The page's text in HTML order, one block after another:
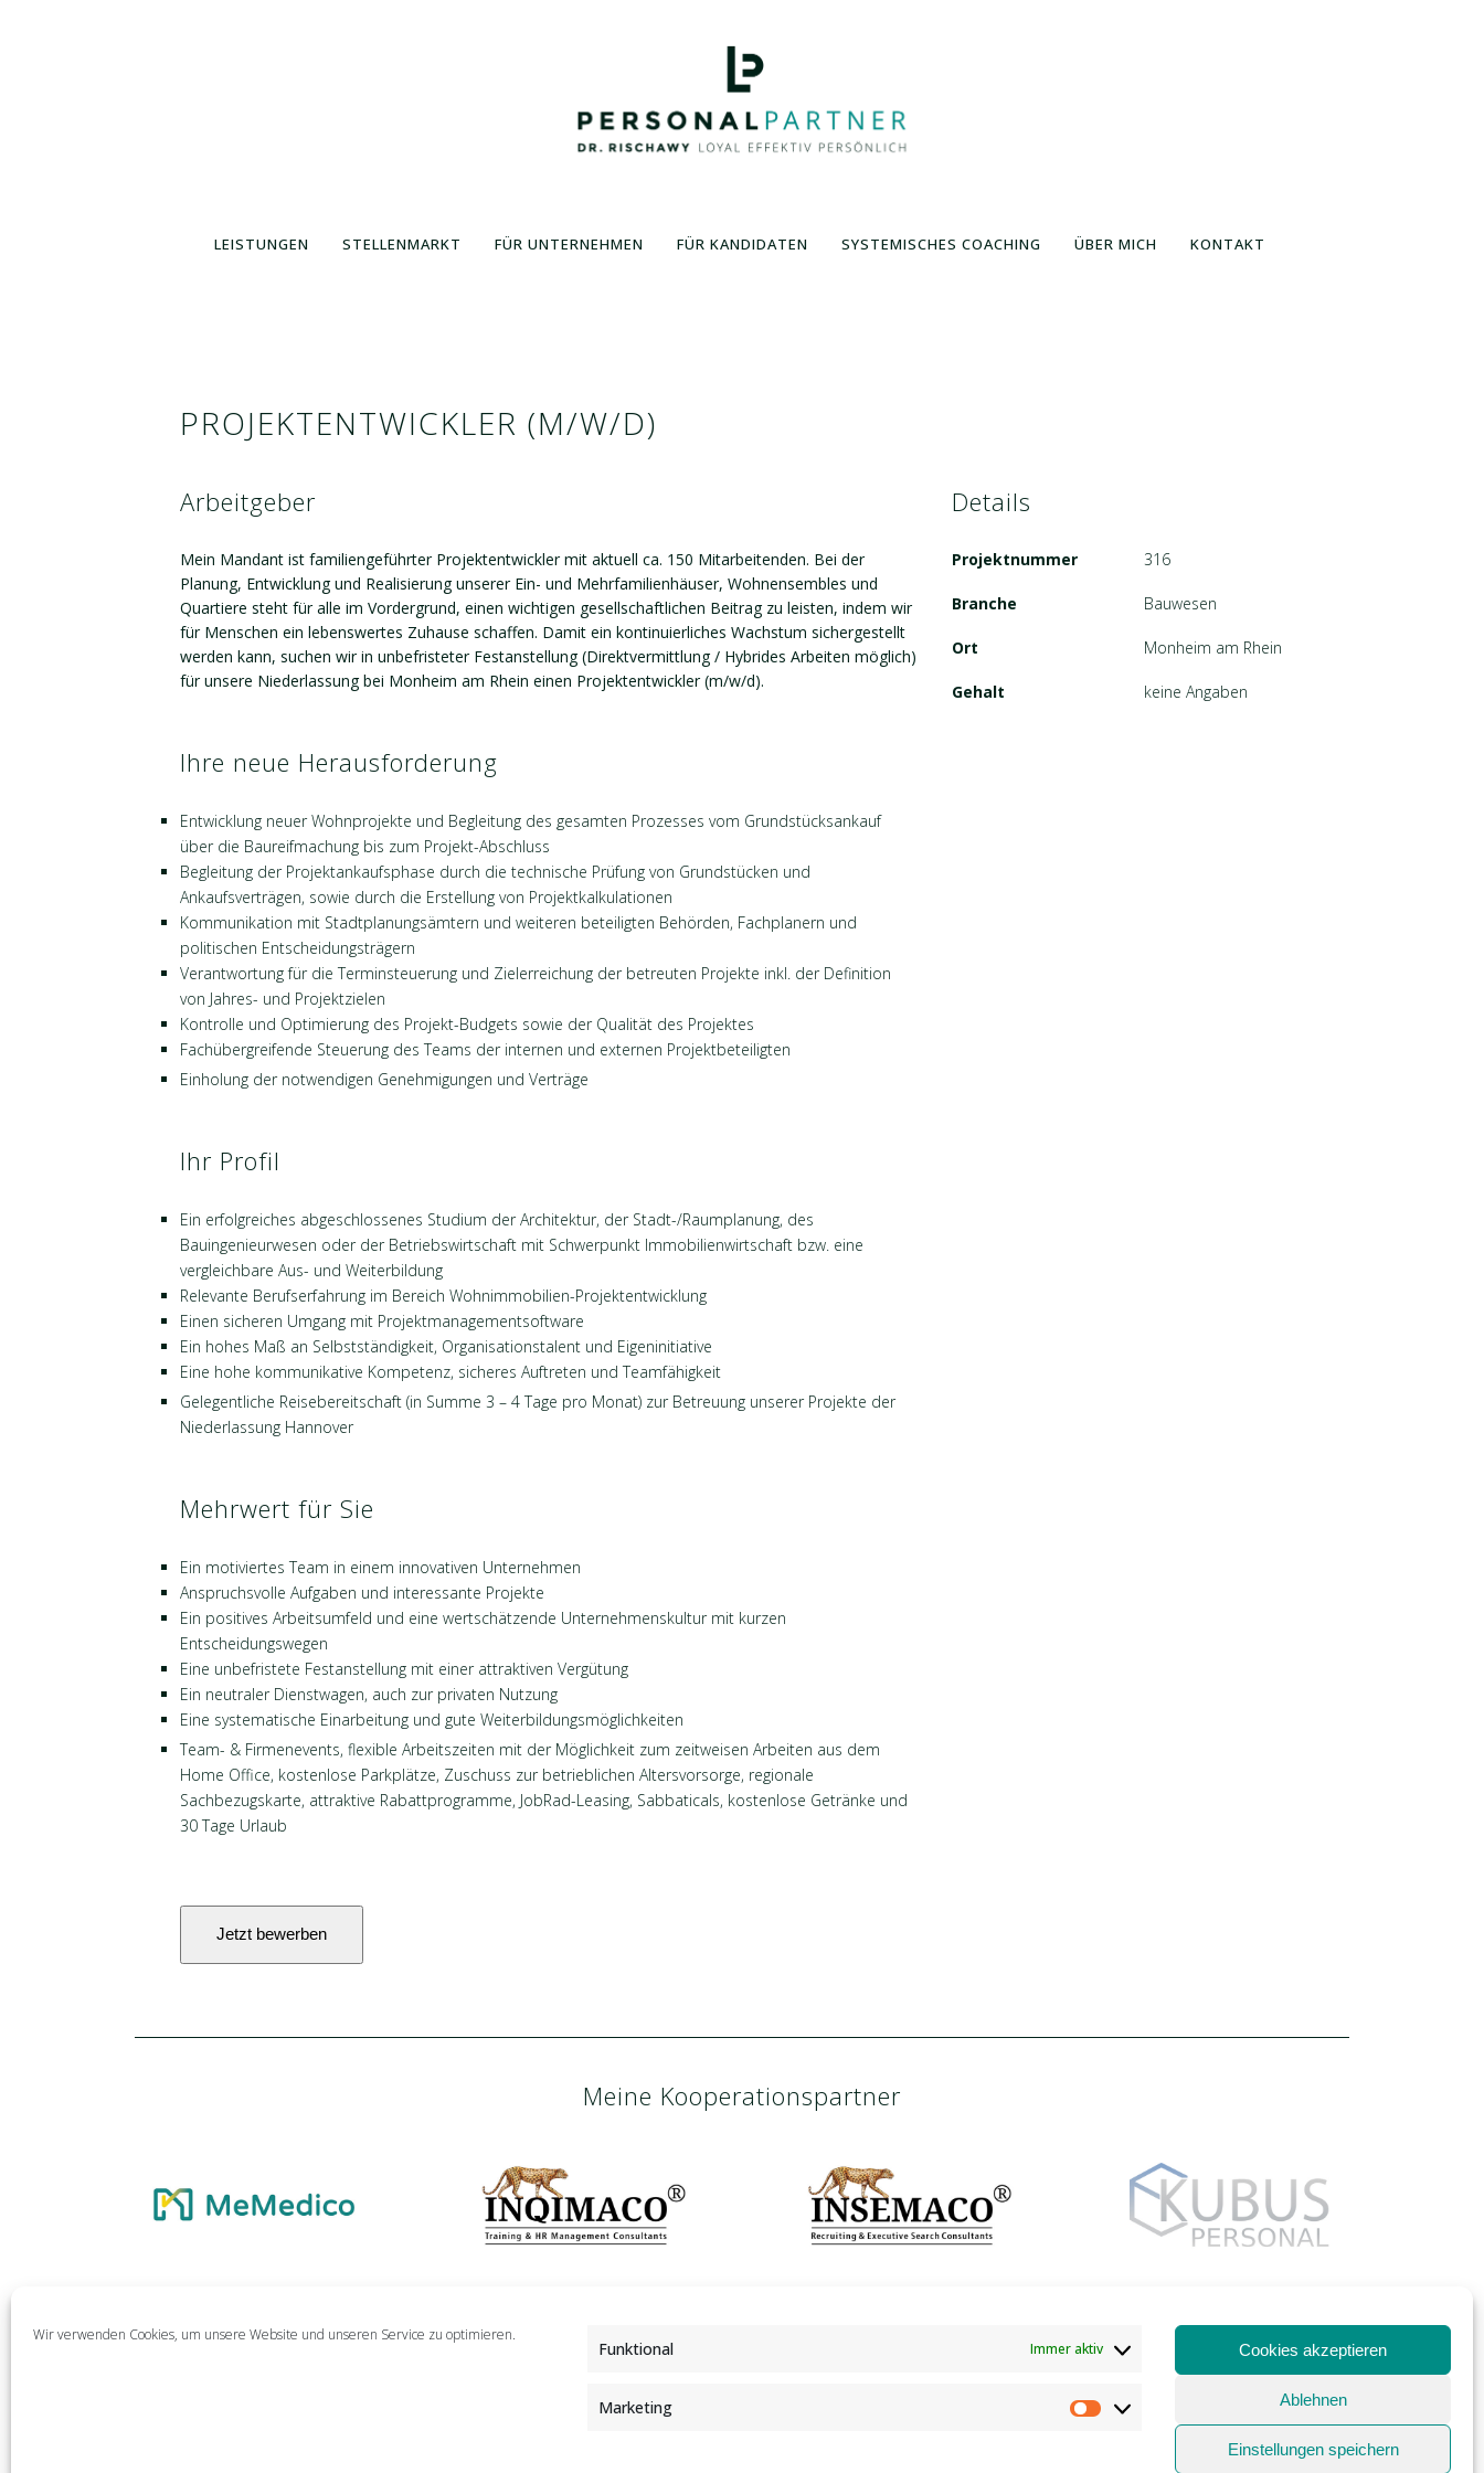
Wir verwenden Cookies, um unsere Website und unseren Service zu optimieren.
Funktional Immer aktiv
Marketing
Marketing
Cookies akzeptieren
Ablehnen
Einstellungen speichern
LEISTUNGEN STELLENMARKT FÜR UNTERNEHMEN FÜR KANDIDATEN SYSTEMISCHES COACHING ÜBER MICH KONTAKT
PROJEKTENTWICKLER (M/W/D)
Arbeitgeber
Mein Mandant ist familiengeführter Projektentwickler mit aktuell ca. 150 Mitarbeitenden. Bei der
Planung, Entwicklung und Realisierung unserer Ein- und Mehrfamilienhäuser, Wohnensembles und
Quartiere steht für alle im Vordergrund, einen wichtigen gesellschaftlichen Beitrag zu leisten, indem wir
für Menschen ein lebenswertes Zuhause schaffen. Damit ein kontinuierliches Wachstum sichergestellt
werden kann, suchen wir in unbefristeter Festanstellung (Direktvermittlung / Hybrides Arbeiten möglich)
für unsere Niederlassung bei Monheim am Rhein einen Projektentwickler (m/w/d).
Ihre neue Herausforderung
Entwicklung neuer Wohnprojekte und Begleitung des gesamten Prozesses vom Grundstücksankauf
über die Baureifmachung bis zum Projekt-Abschluss
Begleitung der Projektankaufsphase durch die technische Prüfung von Grundstücken und
Ankaufsverträgen, sowie durch die Erstellung von Projektkalkulationen
Kommunikation mit Stadtplanungsämtern und weiteren beteiligten Behörden, Fachplanern und
politischen Entscheidungsträgern
Verantwortung für die Terminsteuerung und Zielerreichung der betreuten Projekte inkl. der Definition
von Jahres- und Projektzielen
Kontrolle und Optimierung des Projekt-Budgets sowie der Qualität des Projektes
Fachübergreifende Steuerung des Teams der internen und externen Projektbeteiligten
Einholung der notwendigen Genehmigungen und Verträge
Ihr Profil
Ein erfolgreiches abgeschlossenes Studium der Architektur, der Stadt-/Raumplanung, des
Bauingenieurwesen oder der Betriebswirtschaft mit Schwerpunkt Immobilienwirtschaft bzw. eine
vergleichbare Aus- und Weiterbildung
Relevante Berufserfahrung im Bereich Wohnimmobilien-Projektentwicklung
Einen sicheren Umgang mit Projektmanagementsoftware
Ein hohes Maß an Selbstständigkeit, Organisationstalent und Eigeninitiative
Eine hohe kommunikative Kompetenz, sicheres Auftreten und Teamfähigkeit
Gelegentliche Reisebereitschaft (in Summe 3 – 4 Tage pro Monat) zur Betreuung unserer Projekte der
Niederlassung Hannover
Mehrwert für Sie
Ein motiviertes Team in einem innovativen Unternehmen
Anspruchsvolle Aufgaben und interessante Projekte
Ein positives Arbeitsumfeld und eine wertschätzende Unternehmenskultur mit kurzen
Entscheidungswegen
Eine unbefristete Festanstellung mit einer attraktiven Vergütung
Ein neutraler Dienstwagen, auch zur privaten Nutzung
Eine systematische Einarbeitung und gute Weiterbildungsmöglichkeiten
Team- & Firmenevents, flexible Arbeitszeiten mit der Möglichkeit zum zeitweisen Arbeiten aus dem
Home Office, kostenlose Parkplätze, Zuschuss zur betrieblichen Altersvorsorge, regionale
Sachbezugskarte, attraktive Rabattprogramme, JobRad-Leasing, Sabbaticals, kostenlose Getränke und
30 Tage Urlaub
Details
Projektnummer 316
Branche Bauwesen
Ort Monheim am Rhein
Gehalt keine Angaben
Meine Kooperationspartner